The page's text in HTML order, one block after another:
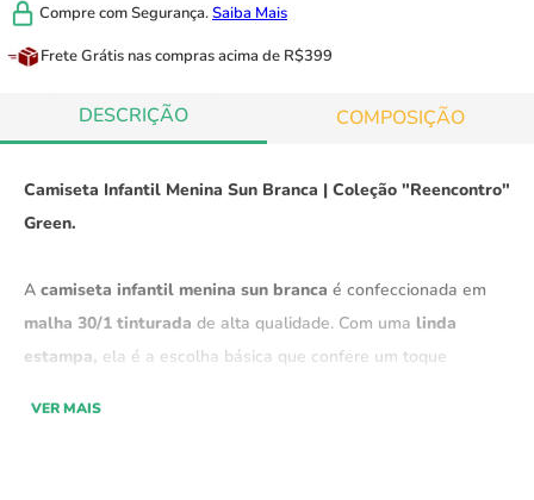
Compre comSegurança.Saiba Mais
Frete Grátis nas compras acima de R$399
DESCRIÇÃO COMPOSIÇÃO
Camiseta Infantil Menina Sun Branca | Coleção "Reencontro"
Green.
A camiseta infantil menina sun branca é confeccionada em
malha 30/1 tinturada de alta qualidade. Com uma linda
estampa, ela é a escolha básica que confere um toque
VER MAIS